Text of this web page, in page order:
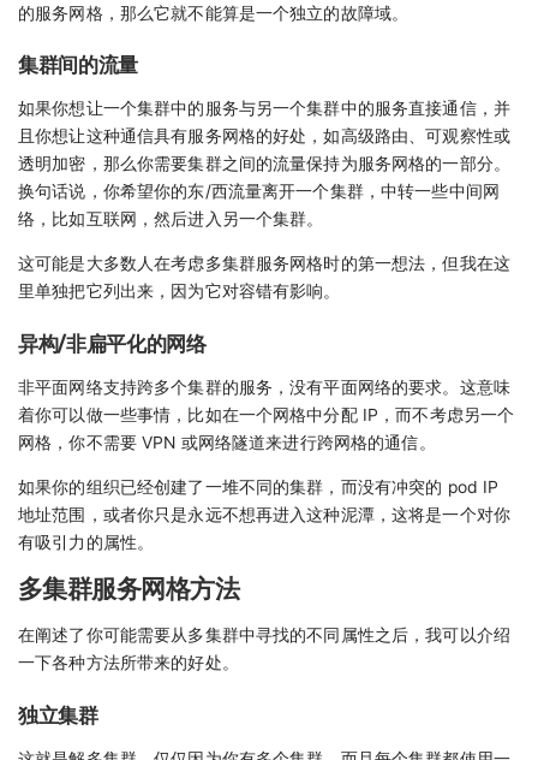
的服务网格，那么它就不能算是一个独立的故障域。
集群间的流量
如果你想让一个集群中的服务与另一个集群中的服务直接通信，并
且你想让这种通信具有服务网格的好处，如高级路由、可观察性或
透明加密，那么你需要集群之间的流量保持为服务网格的一部分。
换句话说，你希望你的东/西流量离开一个集群，中转一些中间网
络，比如互联网，然后进入另一个集群。
这可能是大多数人在考虑多集群服务网格时的第一想法，但我在这
里单独把它列出来，因为它对容错有影响。
异构/非扁平化的网络
非平面网络支持跨多个集群的服务，没有平面网络的要求。这意味
着你可以做一些事情，比如在一个网格中分配 IP，而不考虑另一个
网格，你不需要 VPN 或网络隧道来进行跨网格的通信。
如果你的组织已经创建了一堆不同的集群，而没有冲突的 pod IP
地址范围，或者你只是永远不想再进入这种泥潭，这将是一个对你
有吸引力的属性。
多集群服务网格方法
在阐述了你可能需要从多集群中寻找的不同属性之后，我可以介绍
一下各种方法所带来的好处。
独立集群